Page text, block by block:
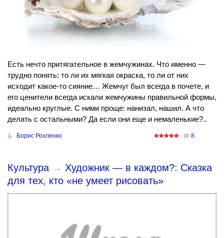
Есть нечто притягательное в жемчужинах. Что именно —
трудно понять: то ли их мягкая окраска, то ли от них
исходит какое-то сияние… Жемчуг был всегда в почете, и
его ценители всегда искали жемчужины правильной формы,
идеально круглые. С ними проще: нанизал, нашил. А что
делать с остальными? Да если они еще и немаленькие?..
Борис Рохленко 8
Культура → Художник — в каждом?: Сказка
для тех, кто «не умеет рисовать»